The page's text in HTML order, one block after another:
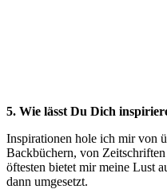
5. Wie lässt Du Dich
Inspirationen hole ich mir von
Backbüchern, von
öftesten bietet mir meine Lust
dann umgesetzt.